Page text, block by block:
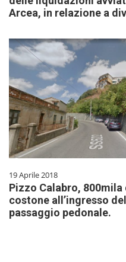
Arcea, in relazione a
19 Aprile 2018
Pizzo Calabro,
costone all’ingresso
passaggio pedonale.